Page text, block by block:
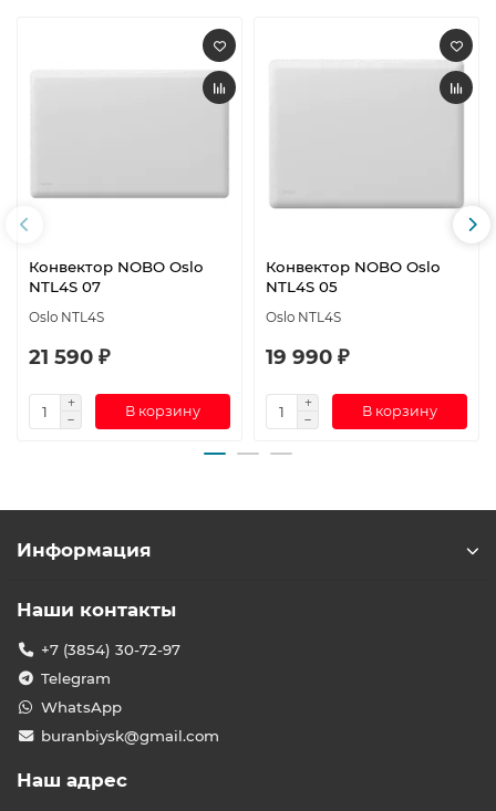
Конвектор NOBO Oslo
NTL4S 07
Oslo NTL4S
21 590 ₽
В корзину
Конвектор NOBO Oslo
NTL4S 05
Oslo NTL4S
19 990 ₽
В корзину
Информация
Наши контакты
+7 (3854) 30-72-97
Telegram
WhatsApp
buranbiysk@gmail.com
Наш адрес